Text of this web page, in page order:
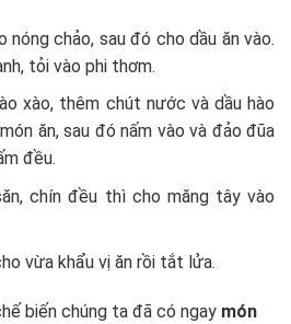
nóng chảo, sau đó cho dầu ăn vào.
tỏi vào phi thơm.
xào, thêm chút nước và dầu hào
ăn, sau đó nấm vào và đảo đũa
đều.
chín đều thì cho măng tây vào
vừa khẩu vị ăn rồi tắt lửa.
biến chúng ta đã có ngay món